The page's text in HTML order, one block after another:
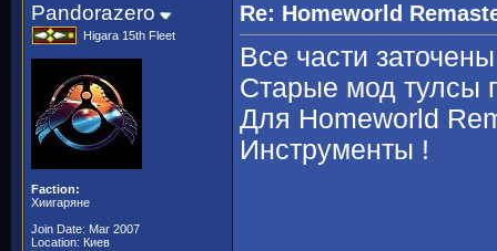
Pandorazero
Higara 15th Fleet
Faction:
Хиигаряне
Join Date: Mar 2007
Location: Киев
Re: Homeworld
Все части
Старые мод тулсы
Для Homeworld
Инструменты !